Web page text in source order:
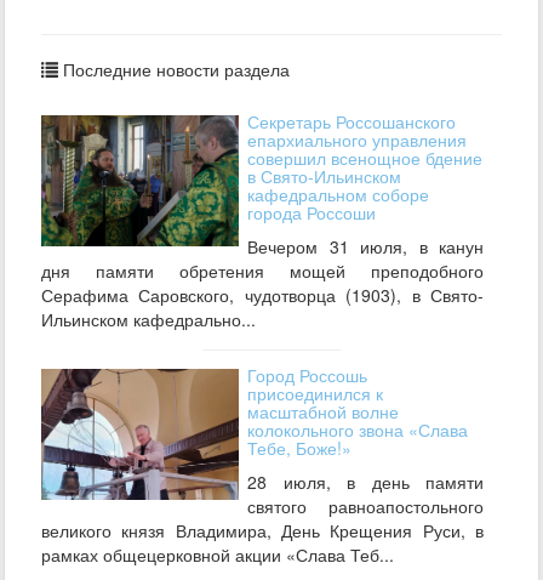
Последние новости раздела
Секретарь Россошанского
епархиального управления
совершил всенощное бдение
в Свято-Ильинском
кафедральном соборе
города Россоши
Вечером 31 июля, в канун
дня памяти обретения мощей преподобного
Серафима Саровского, чудотворца (1903), в Свято-
Ильинском кафедрально...
Город Россошь
присоединился к
масштабной волне
колокольного звона «Слава
Тебе, Боже!»
28 июля, в день памяти
святого равноапостольного
великого князя Владимира, День Крещения Руси, в
рамках общецерковной акции «Слава Теб...